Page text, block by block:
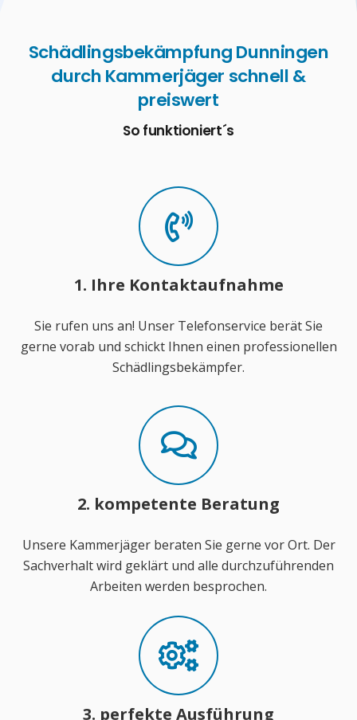
Schädlingsbekämpfung Dunningen
durch Kammerjäger schnell &
preiswert
So funktioniert´s
1. Ihre Kontaktaufnahme
Sie rufen uns an! Unser Telefonservice berät Sie
gerne vorab und schickt Ihnen einen professionellen
Schädlingsbekämpfer.
2. kompetente Beratung
Unsere Kammerjäger beraten Sie gerne vor Ort. Der
Sachverhalt wird geklärt und alle durchzuführenden
Arbeiten werden besprochen.
3. perfekte Ausführung